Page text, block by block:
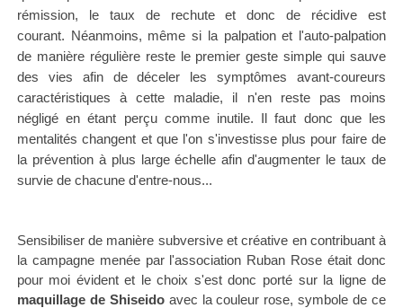
rémission, le taux de rechute et donc de récidive est
courant. Néanmoins, même si la palpation et l'auto-palpation
de manière régulière reste le premier geste simple qui sauve
des vies afin de déceler les symptômes avant-coureurs
caractéristiques à cette maladie, il n'en reste pas moins
négligé en étant perçu comme inutile. Il faut donc que les
mentalités changent et que l'on s'investisse plus pour faire de
la prévention à plus large échelle afin d'augmenter le taux de
survie de chacune d'entre-nous...
Sensibiliser de manière subversive et créative en contribuant à
la campagne menée par l'association Ruban Rose était donc
pour moi évident et le choix s'est donc porté sur la ligne de
maquillage de Shiseidoavec la couleur rose, symbole de ce